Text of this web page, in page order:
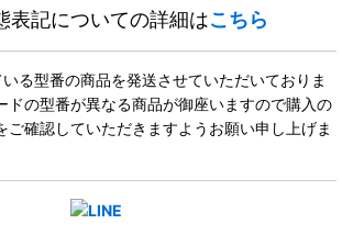
表記についての詳細はこちら
る型番の商品を発送させていただいておりま
ドの型番が異なる商品が御座いますので購入の
ご確認していただきますようお願い申し上げま